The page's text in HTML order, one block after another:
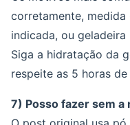
corretamente,
indicada, ou
Siga a hidratação da
respeite as 5 horas
7) Posso fazer sem a